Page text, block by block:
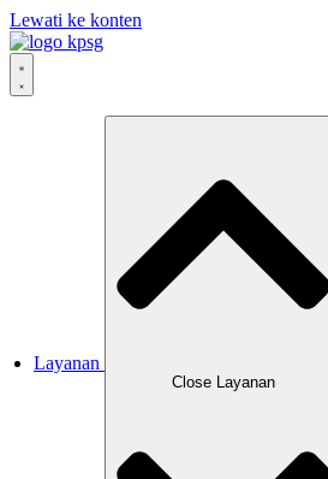
Lewati ke konten
Layanan
Close Layanan